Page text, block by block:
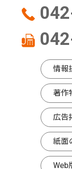
情報
著作
広告
紙面
Web